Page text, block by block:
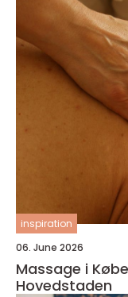
inspiration
06. June 2026
Massage i
Hovedstaden